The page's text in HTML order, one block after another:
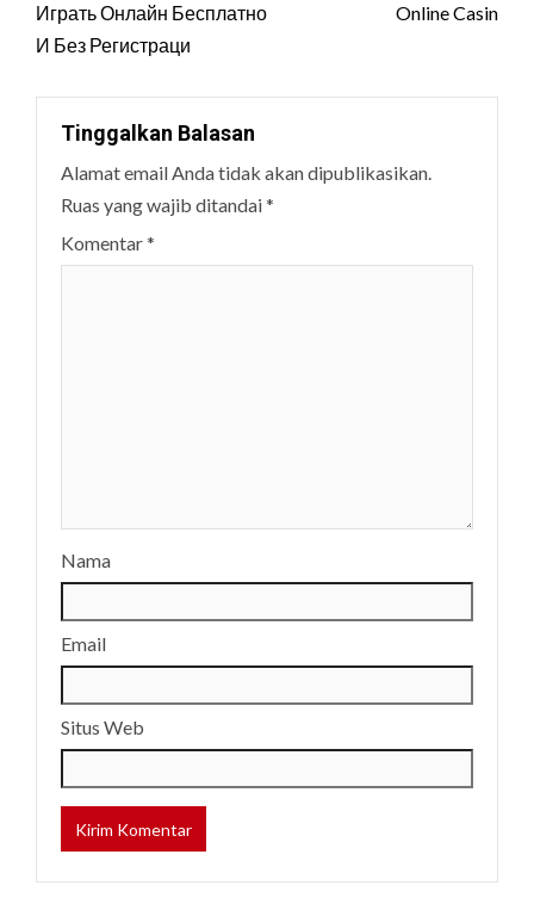
Играть Онлайн Бесплатно
И Без Регистраци
Online Casin
Tinggalkan Balasan
Alamat email Anda tidak akan dipublikasikan.
Ruas yang wajib ditandai*
Komentar*
Nama
Email
Situs Web